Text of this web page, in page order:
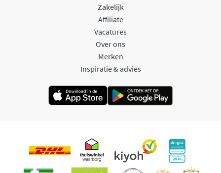
Zakelijk
Affiliate
Vacatures
Over ons
Merken
Inspiratie & advies